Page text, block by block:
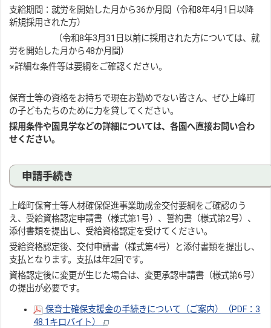
支給期間：就労を開始した月から36か月間（令和8年4月1日以降
新規採用された方）
（令和8年3月31日以前に採用された方については、就
労を開始した月から48か月間）
※詳細な条件等は要綱をご確認ください。
保育士等の資格をお持ちで現在お勤めでない皆さん、ぜひ上峰町
の子どもたちのために力を貸してください。
採用条件や園見学などの詳細については、各園へ直接お問い合わ
せください。
申請手続き
上峰町保育士等人材確保促進事業助成金交付要綱をご確認のう
え、受給資格認定申請書（様式第1号）、誓約書（様式第2号）、
添付書類を提出し、受給資格認定を受けてください。
受給資格認定後、交付申請書（様式第4号）と添付書類を提出し、
支払となります。支払は年2回です。
資格認定後に変更が生じた場合は、変更承認申請書（様式第6号）
の提出が必要です。
保育士確保支援金の手続きについて（ご案内）（PDF：3
48.1キロバイト）